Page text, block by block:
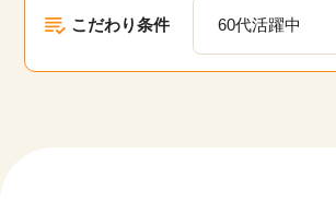
こだわり条件 60代活躍中